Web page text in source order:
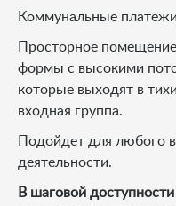
Коммунальные
Просторное
формы с высокими
которые выходят в
входная группа.
Подойдет для любого
деятельности.
В шаговой